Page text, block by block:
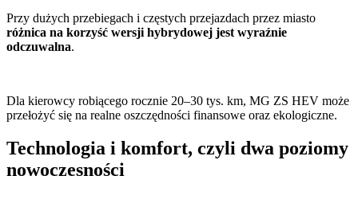
Przy dużych przebiegach i częstych przejazdach przez miasto
różnica na korzyść wersji hybrydowej jest wyraźnie
odczuwalna.
Dla kierowcy robiącego rocznie 20–30 tys. km, MG ZS HEV może
przełożyć się na realne oszczędności finansowe oraz ekologiczne.
Technologia i komfort, czyli dwa poziomy
nowoczesności